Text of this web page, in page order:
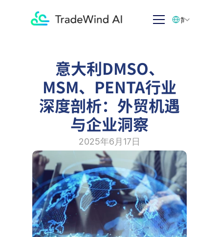
意大利DMSO、
MSM、PENTA行业
深度剖析：外贸机遇
与企业洞察
2025年6月17日
简体中文